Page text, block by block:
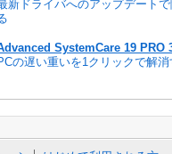
新ドライバへのアップデート
SystemCare 19 PRO
の遅い重いを1クリックで解